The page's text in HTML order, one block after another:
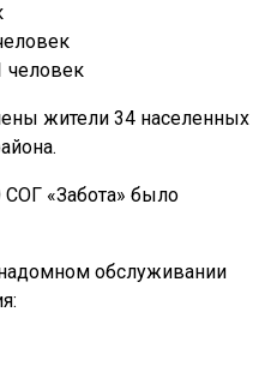
человек
жители 34 населенных
«Забота» было
обслуживании